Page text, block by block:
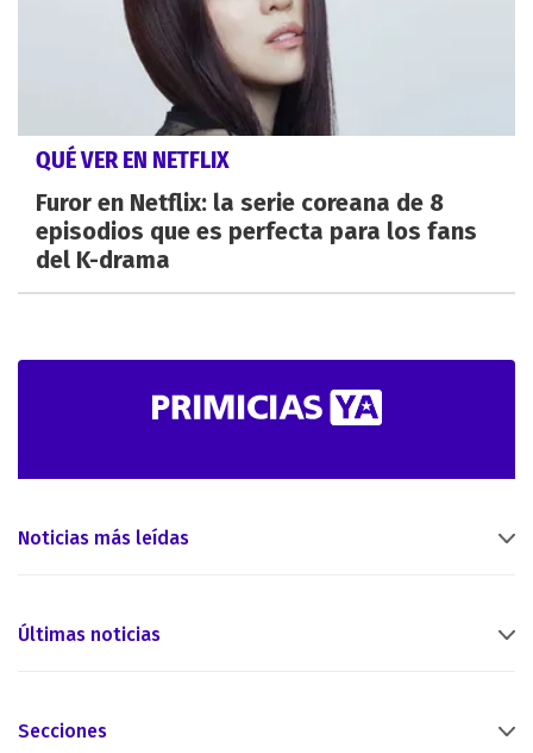
QUÉ VER EN NETFLIX
Furor en Netflix: la serie coreana de 8
episodios que es perfecta para los fans
del K-drama
Noticias más leídas
Últimas noticias
Secciones